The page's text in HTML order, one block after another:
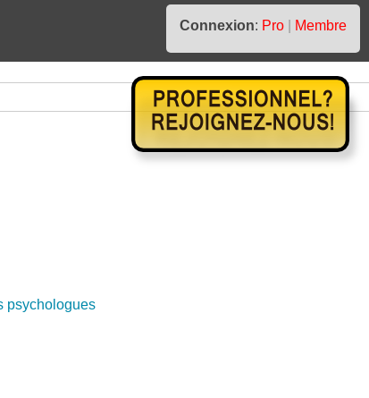
Connexion: Pro
Membre
psychologues